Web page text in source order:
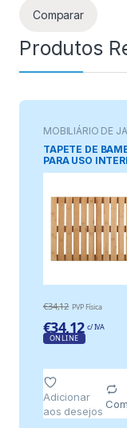
Comparar
Produtos
MOBILIÁRIO DE
TAPETE DE
PARA USO
EXTERNO, 60 x
€34,12 PVP Física
€34,12 c/ IVA
ONLINE
Adicionar
aos desejos